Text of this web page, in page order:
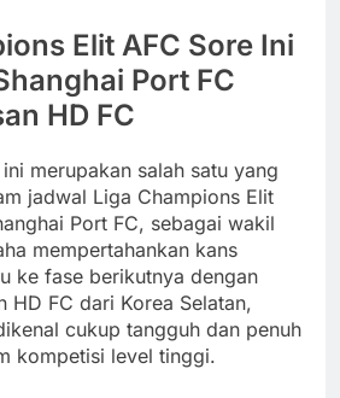
Elit AFC Sore Ini
Port FC
HD FC
merupakan salah satu yang
jadwal Liga Champions Elit
Port FC, sebagai wakil
mempertahankan kans
ke fase berikutnya dengan
HD FC dari Korea Selatan,
cukup tangguh dan penuh
kompetisi level tinggi.